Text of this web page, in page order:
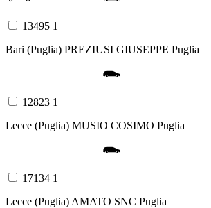
13495 1
Bari (Puglia) PREZIUSI GIUSEPPE Puglia
12823 1
Lecce (Puglia) MUSIO COSIMO Puglia
17134 1
Lecce (Puglia) AMATO SNC Puglia